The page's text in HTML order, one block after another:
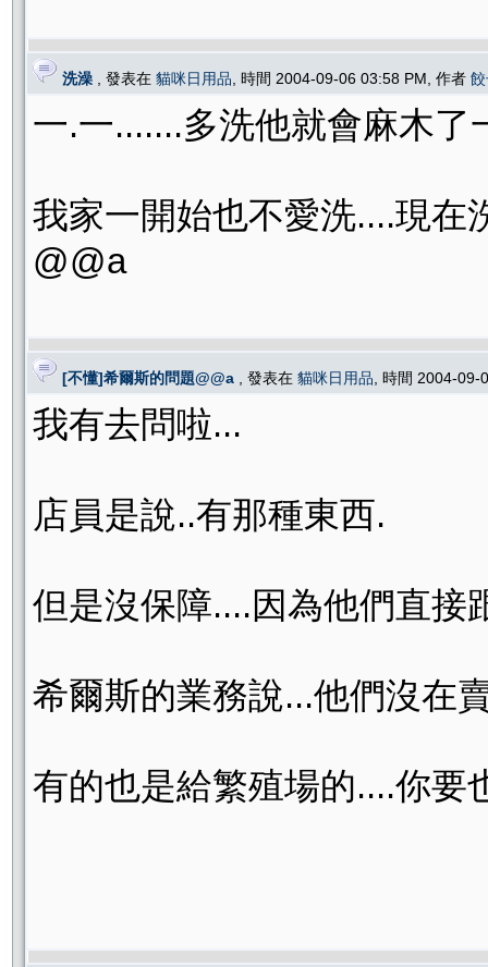
洗澡 , 發表在 貓咪日用品 , 時間 2004-09-06 03:58 PM, 作者
一.一.......多洗他就會麻木了
我家一開始也不愛洗....現在
@@a
[不懂]希爾斯的問題@@a , 發表在 貓咪日用品 , 時間 2004-
我有去問啦...
店員是說..有那種東西.
但是沒保障....因為他們直接
希爾斯的業務說...他們沒在
有的也是給繁殖場的....你要